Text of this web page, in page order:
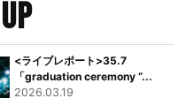
<ライブレポート>35.7
「graduation ceremony “...
2026.03.19